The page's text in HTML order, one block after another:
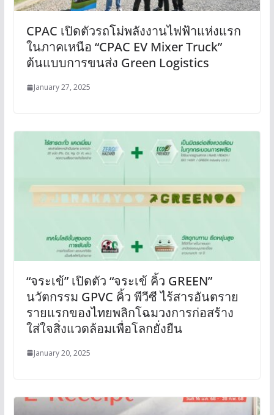
CPAC เปิดตัวรถโม่พลังงานไฟฟ้าแห่งแรก
ในภาคเหนือ “CPAC EV Mixer Truck”
ต้นแบบการขนส่ง Green Logistics
January 27, 2025
“จระเข้” เปิดตัว “จระเข้ คิ้ว GREEN”
นวัตกรรม GPVC คิ้ว พีวีซี ไร้สารอันตราย
รายแรกของไทยพลิกโฉมวงการก่อสร้าง
ใส่ใจสิ่งแวดล้อมเพื่อโลกยั่งยืน
January 20, 2025